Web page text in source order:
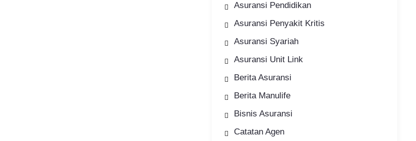
Asuransi Pendidikan
Asuransi Penyakit Kritis
Asuransi Syariah
Asuransi Unit Link
Berita Asuransi
Berita Manulife
Bisnis Asuransi
Catatan Agen